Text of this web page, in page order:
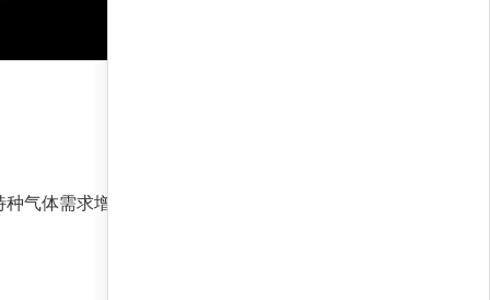
气体需求增长，多头力量占优，空头信号微